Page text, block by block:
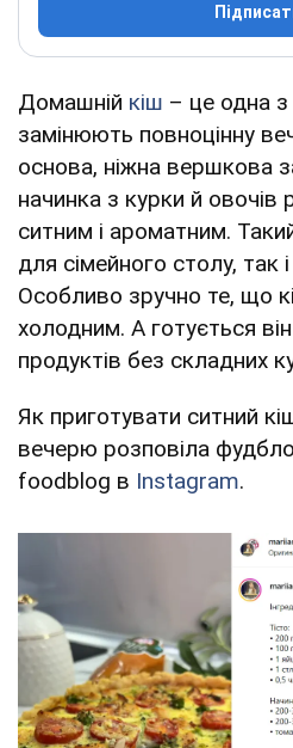
Домашній кіш – це одна з
замінюють повноцінну
основа, ніжна вершкова
начинка з курки й овочів
ситним і ароматним.
для сімейного столу, так
Особливо зручно те, що
холодним. А готується
продуктів без складних
Як приготувати ситний
вечерю розповіла
foodblog в Instagram.